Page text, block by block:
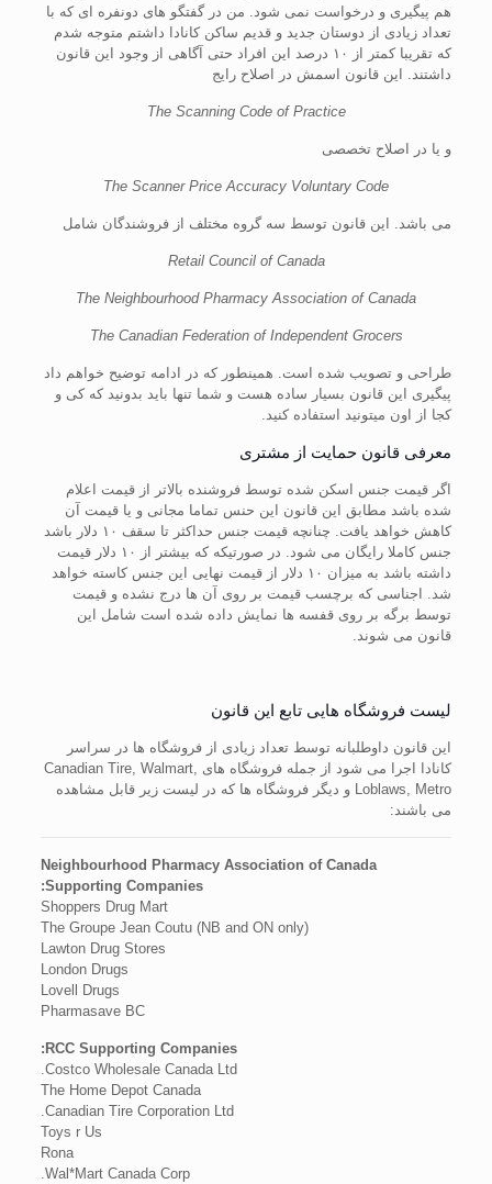
هم پیگیری و درخواست نمی شود. من در گفتگو های دونفره ای که با
تعداد زیادی از دوستان جدید و قدیم ساکن کانادا داشتم متوجه شدم
که تقریبا کمتر از ۱۰ درصد این افراد حتی آگاهی از وجود این قانون
داشتند. این قانون اسمش در اصلاح رایج
The Scanning Code of Practice
و یا در اصلاح تخصصی
The Scanner Price Accuracy Voluntary Code
می باشد. این قانون توسط سه گروه مختلف از فروشندگان شامل
Retail Council of Canada
The Neighbourhood Pharmacy Association of Canada
The Canadian Federation of Independent Grocers
طراحی و تصویب شده است. همینطور که در ادامه توضیح خواهم داد
پیگیری این قانون بسیار ساده هست و شما تنها باید بدونید که کی و
کجا از اون میتونید استفاده کنید.
معرفی قانون حمایت از مشتری
اگر قیمت جنس اسکن شده توسط فروشنده بالاتر از قیمت اعلام
شده باشد مطابق این قانون این حنس تماما مجانی و یا قیمت آن
کاهش خواهد یافت. چنانچه قیمت جنس حداکثر تا سقف ۱۰ دلار باشد
جنس کاملا رایگان می شود. در صورتیکه که بیشتر از ۱۰ دلار قیمت
داشته باشد به میزان ۱۰ دلار از قیمت نهایی این جنس کاسته خواهد
شد. اجناسی که برچسب قیمت بر روی آن ها درج نشده و قیمت
توسط برگه بر روی قفسه ها نمایش داده شده است شامل این
قانون می شوند.
لیست فروشگاه هایی تابع این قانون
این قانون داوطلبانه توسط تعداد زیادی از فروشگاه ها در سراسر
کانادا اجرا می شود از جمله فروشگاه های Canadian Tire, Walmart,
Loblaws, Metro و دیگر فروشگاه ها که در لیست زیر قابل مشاهده
می باشند:
Neighbourhood Pharmacy Association of Canada
Supporting Companies:
Shoppers Drug Mart
The Groupe Jean Coutu (NB and ON only)
Lawton Drug Stores
London Drugs
Lovell Drugs
Pharmasave BC
RCC Supporting Companies:
Costco Wholesale Canada Ltd.
The Home Depot Canada
Canadian Tire Corporation Ltd.
Toys r Us
Rona
Wal*Mart Canada Corp.